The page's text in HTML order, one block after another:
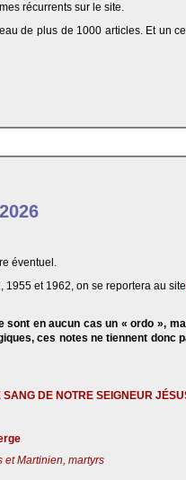
récurrents sur le site.
de plus de 1000 articles. Et un
éventuel.
et 1962, on se reportera au site
en aucun cas un « ordo »,
ces notes ne tiennent donc
SANG DE NOTRE SEIGNEUR
et Martinien, martyrs